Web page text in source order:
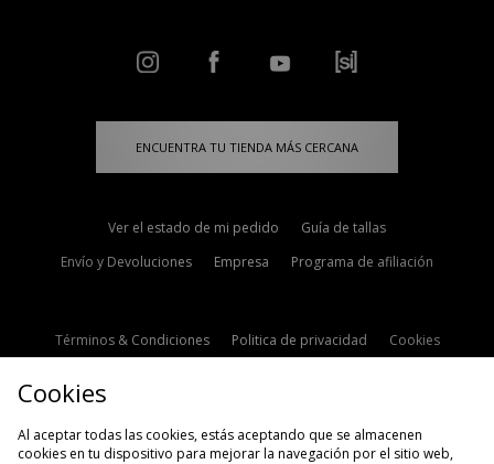
ENCUENTRA TU TIENDA MÁS CERCANA
Ver el estado de mi pedido
Guía de tallas
Envío y Devoluciones
Empresa Programa de afiliación
Términos & Condiciones Politica de privacidad
Cookies
Cookies
Al aceptar todas las cookies, estás aceptando que se almacenen
cookies en tu dispositivo para mejorar la navegación por el sitio web,